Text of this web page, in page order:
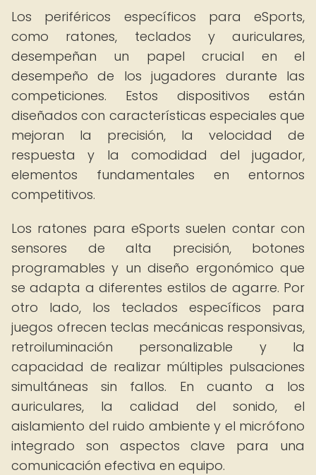
Los periféricos específicos para eSports,
como ratones, teclados y auriculares,
desempeñan un papel crucial en el
desempeño de los jugadores durante las
competiciones. Estos dispositivos están
diseñados con características especiales que
mejoran la precisión, la velocidad de
respuesta y la comodidad del jugador,
elementos fundamentales en entornos
competitivos.
Los ratones para eSports suelen contar con
sensores de alta precisión, botones
programables y un diseño ergonómico que
se adapta a diferentes estilos de agarre. Por
otro lado, los teclados específicos para
juegos ofrecen teclas mecánicas responsivas,
retroiluminación personalizable y la
capacidad de realizar múltiples pulsaciones
simultáneas sin fallos. En cuanto a los
auriculares, la calidad del sonido, el
aislamiento del ruido ambiente y el micrófono
integrado son aspectos clave para una
comunicación efectiva en equipo.